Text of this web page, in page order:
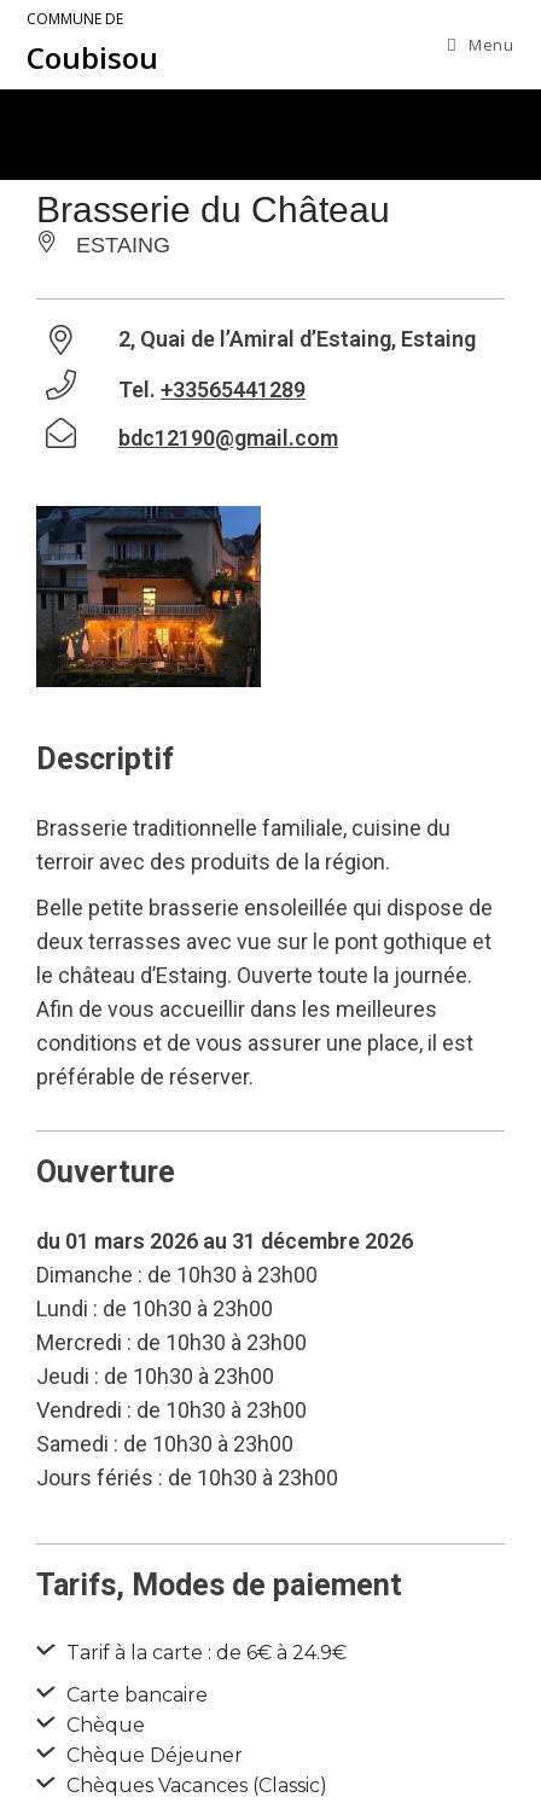
COMMUNE DE
Coubisou Menu
Brasserie du Château
ESTAING
2, Quai de l’Amiral d’Estaing, Estaing
Tel. +33565441289
bdc12190@gmail.com
Descriptif
Brasserie traditionnelle familiale, cuisine du
terroir avec des produits de la région.
Belle petite brasserie ensoleillée qui dispose de
deux terrasses avec vue sur le pont gothique et
le château d’Estaing. Ouverte toute la journée.
Afin de vous accueillir dans les meilleures
conditions et de vous assurer une place, il est
préférable de réserver.
Ouverture
du 01 mars 2026 au 31 décembre 2026
Dimanche : de 10h30 à 23h00
Lundi : de 10h30 à 23h00
Mercredi : de 10h30 à 23h00
Jeudi : de 10h30 à 23h00
Vendredi : de 10h30 à 23h00
Samedi : de 10h30 à 23h00
Jours fériés : de 10h30 à 23h00
Tarifs, Modes de paiement
Tarif à la carte : de 6€ à 24.9€
Carte bancaire
Chèque
Chèque Déjeuner
Chèques Vacances (Classic)